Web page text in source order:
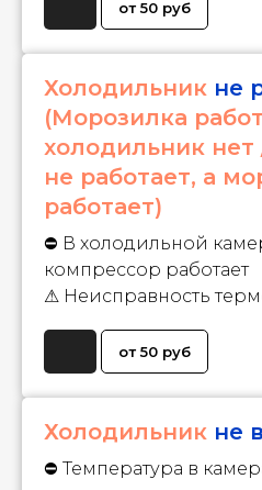
от 50 руб
Холодильник не
(Морозилка
холодильник
не работает, а
работает)
⛔ В холодильной
компрессор работает
⚠ Неисправность
от 50 руб
Холодильник не
⛔ Температура в